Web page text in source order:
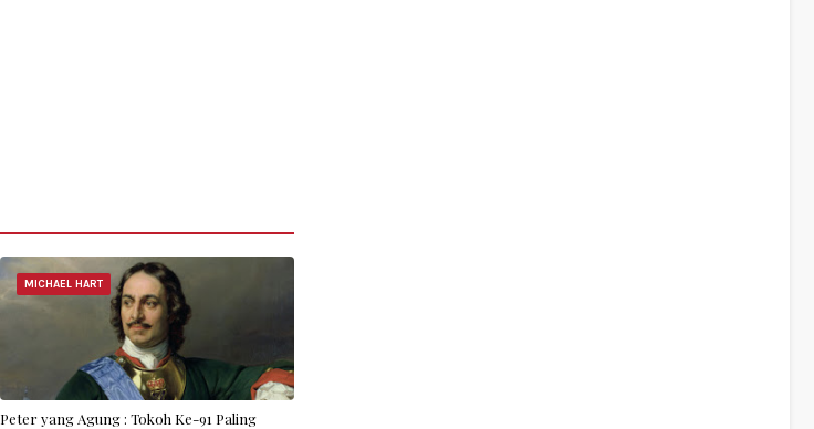
MICHAEL HART
Peter yang Agung : Tokoh Ke-91 Paling